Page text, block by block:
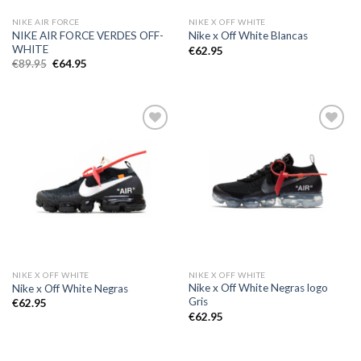
NIKE AIR FORCE
NIKE AIR FORCE VERDES OFF-
WHITE
€89.95 El
€64.95El
NIKE X OFF WHITE
Nike x Off White Blancas
€62.95
Añadir
a la
lista de
deseos
NIKE X OFF WHITE
Nike x Off White Negras
€62.95
Añadir
a la
lista de
deseos
NIKE X OFF WHITE
Nike x Off White Negras logo
Gris
€62.95